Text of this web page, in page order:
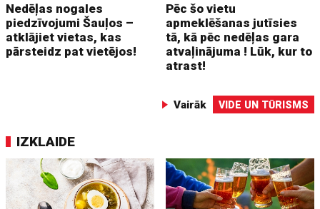
Nedēļas nogales
piedzīvojumi Šauļos –
atklājiet vietas, kas
pārsteidz pat vietējos!
Pēc šo vietu
apmeklēšanas jutīsies
tā, kā pēc nedēļas gara
atvaļinājuma ! Lūk, kur to
atrast!
Vairāk VIDE UN TŪRISMS
IZKLAIDE